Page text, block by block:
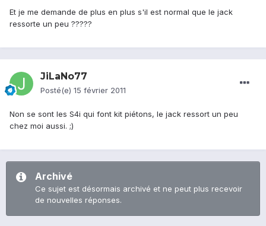
Et je me demande de plus en plus s'il est normal que le jack
ressorte un peu ?????
JiLaNo77
Posté(e) 15 février 2011
Non se sont les S4i qui font kit piétons, le jack ressort un peu
chez moi aussi. ;)
Archivé
Ce sujet est désormais archivé et ne peut plus recevoir
de nouvelles réponses.